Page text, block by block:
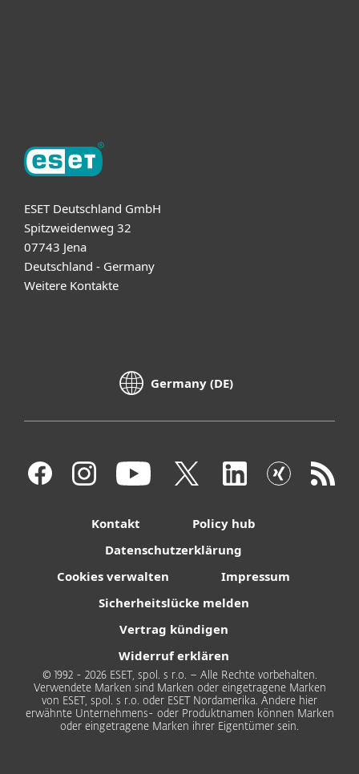
ESET Deutschland GmbH
Spitzweidenweg 32
07743 Jena
Deutschland - Germany
Weitere Kontakte
Germany (DE)
Kontakt
Policy hub
Datenschutzerklärung
Cookies verwalten
Impressum
Sicherheitslücke melden
Vertrag kündigen
Widerruf erklären
© 1992 - 2026 ESET, spol. s r.o. – Alle Rechte vorbehalten.
Verwendete Marken sind Marken oder eingetragene Marken
von ESET, spol. s r.o. oder ESET Nordamerika. Andere hier
erwähnte Unternehmens- oder Produktnamen können Marken
oder eingetragene Marken ihrer Eigentümer sein.